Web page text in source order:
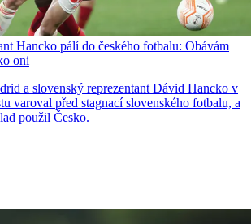
Hancko pálí do českého fotbalu: Obávám
oni
a slovenský reprezentant Dávid Hancko v
varoval před stagnací slovenského fotbalu, a
použil Česko.